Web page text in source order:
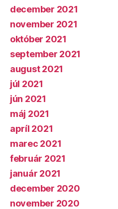
december 2021
november 2021
október 2021
september 2021
august 2021
júl 2021
jún 2021
máj 2021
apríl 2021
marec 2021
február 2021
január 2021
december 2020
november 2020